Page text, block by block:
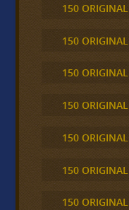
150
150
150
150
150
150
150